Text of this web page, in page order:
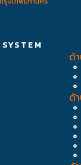
ด้
ด้